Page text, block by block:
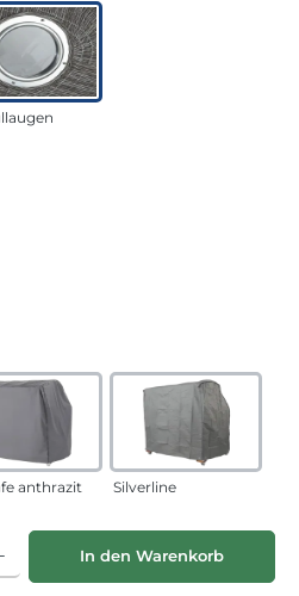
anthrazit Silverline
Wert ein oder benutze die
In den Warenkorb